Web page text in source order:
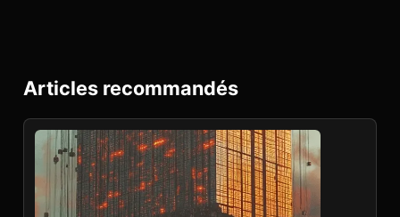
Articles recommandés